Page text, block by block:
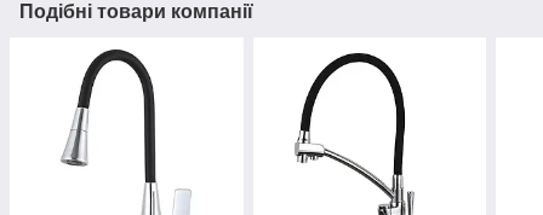
Подібні товари компанії